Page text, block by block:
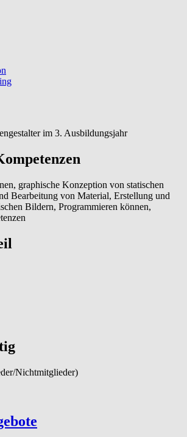
im 3. Ausbildungsjahr
graphische Konzeption von statischen
Bearbeitung von Material, Erstellung und
Bildern, Programmieren können,
Nichtmitglieder)